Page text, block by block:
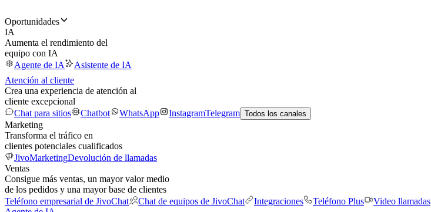
Oportunidades
IA
Aumenta el rendimiento del
equipo con IA
Agente de IA
Asistente de IA
Atención al cliente
Crea una experiencia de atención al
cliente excepcional
Chat para sitios
Chatbot WhatsApp InstagramTelegram Todos los canales
Marketing
Transforma el tráfico en
clientes potenciales cualificados
JivoMarketingDevolución de llamadas
Ventas
Consigue más ventas, un mayor valor medio
de los pedidos y una mayor base de clientes
Teléfono empresarial de JivoChat
Chat de equipos de JivoChat Integraciones Teléfono Plus Video llamadas